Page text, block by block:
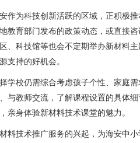
作为科技创新活跃的区域，正积极
教育部门发布的政策动态，或直接
、科技馆等也会不定期举办新材料
支持的好机会。
学校仍需综合考虑孩子个性、家庭
与教师交流，了解课程设置的具体
亲身体验新材料技术课堂的魅力。
料技术推广服务的兴起，为海安中